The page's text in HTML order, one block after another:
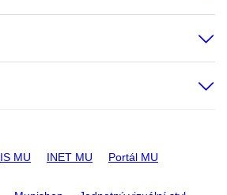
IS MU INET MU Portál MU